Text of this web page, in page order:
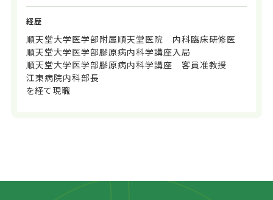
経歴
順天堂大学医学部附属順天堂医院 内科臨床研修医
順天堂大学医学部膠原病内科学講座入局
順天堂大学医学部膠原病内科学講座 客員准教授
江東病院内科部長
を経て現職